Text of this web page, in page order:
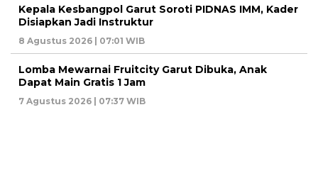
Kepala Kesbangpol Garut Soroti PIDNAS IMM, Kader
Disiapkan Jadi Instruktur
8 Agustus 2026 | 07:01 WIB
Lomba Mewarnai Fruitcity Garut Dibuka, Anak
Dapat Main Gratis 1 Jam
7 Agustus 2026 | 07:37 WIB